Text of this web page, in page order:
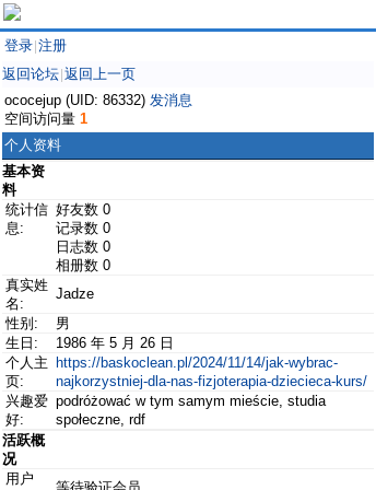
登录 注册
返回论坛 返回上一页
ococejup (UID: 86332) 发消息
空间访问量 1
个人资料
基本资
料
统计信
息:
好友数 0
记录数 0
日志数 0
相册数 0
真实姓
名:
Jadze
性别:
男
生日:
1986 年 5 月 26 日
个人主
页:
https://baskoclean.pl/2024/11/14/jak-wybrac-
najkorzystniej-dla-nas-fizjoterapia-dziecieca-kurs/
兴趣爱
好:
podróżować w tym samym mieście, studia
społeczne, rdf
活跃概
况
用户